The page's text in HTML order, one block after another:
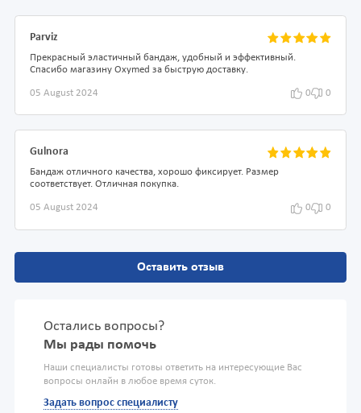
Parviz
Прекрасный эластичный бандаж, удобный и эффективный.
Спасибо магазину Oxymed за быструю доставку.
05 August 2024 0 0
Gulnora
Бандаж отличного качества, хорошо фиксирует. Размер
соответствует. Отличная покупка.
05 August 2024 0 0
Оставить отзыв
Остались вопросы?
Мы рады помочь
Наши специалисты готовы ответить на интересующие Вас
вопросы онлайн в любое время суток.
Задать вопрос специалисту